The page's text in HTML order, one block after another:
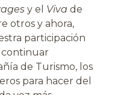
y el Viva de
otros y ahora,
participación
continuar
de Turismo, los
para hacer del